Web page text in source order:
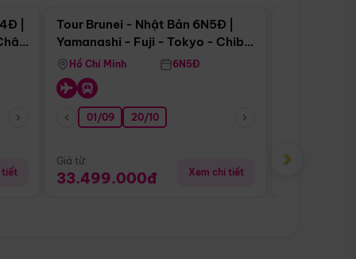
|
tiết
Tour Brunei - Nhật Bản 6N5Đ |
Yamanashi - Fuji - Tokyo - Chiba
- Freeday
Hồ Chí Minh 6N5Đ
01/09 20/10
Giá từ:
33.499.000đ Xem chi tiết
Giá từ:
›